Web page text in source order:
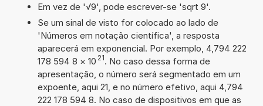
Em vez de '√9', pode escrever-se 'sqrt 9'.
Se um sinal de visto for colocado ao lado de
'Números em notação científica', a resposta
aparecerá em exponencial. Por exemplo, 4,794 222
178 594 8 × 10 21. No caso dessa forma de
apresentação, o número será segmentado em um
expoente, aqui 21, e no número efetivo, aqui 4,794
222 178 594 8. No caso de dispositivos em que as